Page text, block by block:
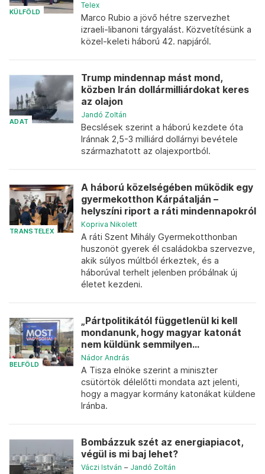
KÜLFÖLD
Telex
Marco Rubio a jövő hétre szervezhet
izraeli-libanoni tárgyalást. Közvetítésünk a
közel-keleti háború 42. napjáról.
ADAT
Trump mindennap mást mond,
közben Irán dollármilliárdokat keres
az olajon
Jandó Zoltán
Becslések szerint a háború kezdete óta
Iránnak 2,5-3 milliárd dollárnyi bevétele
származhatott az olajexportból.
TRANSTELEX
A háború közelségében működik egy
gyermekotthon Kárpátalján –
helyszíni riport a ráti mindennapokról
Kopriva Nikolett
A ráti Szent Mihály Gyermekotthonban
huszonöt gyerek él családokba szervezve,
akik súlyos múltból érkeztek, és a
háborúval terhelt jelenben próbálnak új
életet kezdeni.
BELFÖLD
„Pártpolitikától függetlenül ki kell
mondanunk, hogy magyar katonát
nem küldünk semmilyen...
Nádor András
A Tisza elnöke szerint a miniszter
csütörtök délelőtti mondata azt jelenti,
hogy a magyar kormány katonákat küldene
Iránba.
Bombázzuk szét az energiapiacot,
végül is mi baj lehet?
Váczi István – Jandó Zoltán